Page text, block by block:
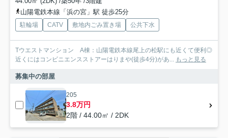
山陽電鉄本線「浜の宮」駅 徒歩25分
駐輪場 CATV 敷地内ごみ置き場 公共下水
Tウエストマンション A棟：山陽電鉄本線尾上の松駅にも近くて便利◎
近くにはコンビニエンスストアーはりまや(徒歩4分)があ...
もっと見る
募集中の部屋
205
3.8万円
2階 / 44.00㎡ / 2DK